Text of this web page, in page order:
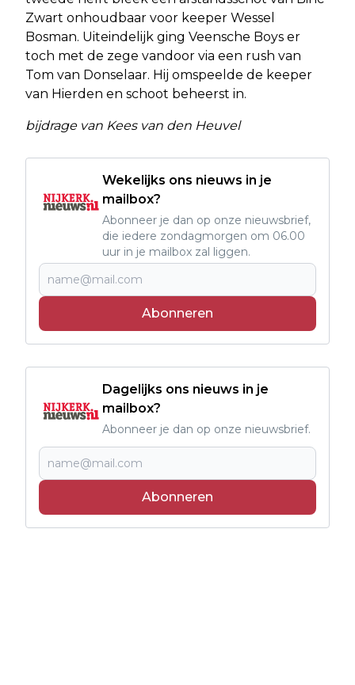
Zwart onhoudbaar voor keeper Wessel
Bosman. Uiteindelijk ging Veensche Boys er
toch met de zege vandoor via een rush van
Tom van Donselaar. Hij omspeelde de keeper
van Hierden en schoot beheerst in.
bijdrage van Kees van den Heuvel
Wekelijks ons nieuws in je
mailbox?
Abonneer je dan op onze nieuwsbrief,
die iedere zondagmorgen om 06.00
uur in je mailbox zal liggen.
Abonneren
Dagelijks ons nieuws in je
mailbox?
Abonneer je dan op onze nieuwsbrief.
Abonneren